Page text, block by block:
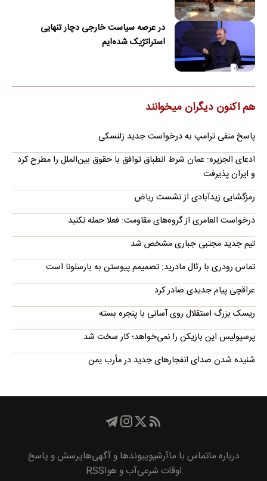
در عرصه سیاست خارجی دچار تنهایی
استراتژیک شده‌ایم
هم اکنون دیگران میخوانند
پاسخ منفی ترامپ به درخواست جدید زلنسکی
ادعای الجزیره: عمان شرط انطباق توافق با حقوق بین‌الملل را مطرح کرد
و ایران پذیرفت
رمزگشایی زیدآبادی از نشست ریاض
درخواست العامری از گروه‌های مقاومت: فعلا حمله نکنید
تیم جدید مجتبی جباری مشخص شد
تماس رودری با رئال مادرید: تصمیمم پیوستن به بارسلونا است
عراقچی پیام جدیدی صادر کرد
ریسک بزرگ استقلال روی آسانی با پنجره بسته
پرسپولیس این بازیکن را نمی‌خواهد؛ کار سخت شد
شنیده شدن صدای انفجارهای جدید در مأرب یمن
درباره ماتماس با ماآرشیوپیوند‌ها و آگهی‌هاپرسش و پاسخ
اوقات شرعیآب و هواRSS